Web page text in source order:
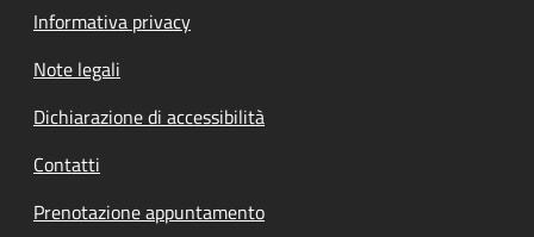
Informativa privacy
Note legali
Dichiarazione di accessibilità
Contatti
Prenotazione appuntamento